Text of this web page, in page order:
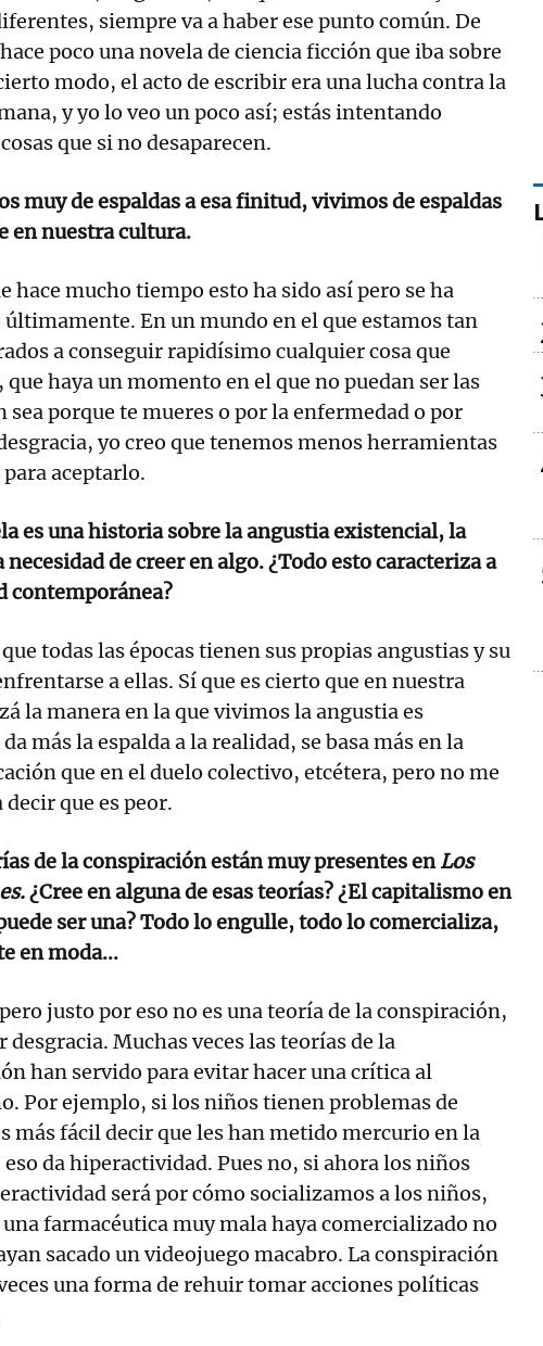
siempre va a haber ese punto común. De
poco una novela de ciencia ficción que iba sobre
modo, el acto de escribir era una lucha contra la
y yo lo veo un poco así; estás intentando
que si no desaparecen.
muy de espaldas a esa finitud, vivimos de espaldas
en nuestra cultura.
hace mucho tiempo esto ha sido así pero se ha
últimamente. En un mundo en el que estamos tan
a conseguir rapidísimo cualquier cosa que
que haya un momento en el que no puedan ser las
sea porque te mueres o por la enfermedad o por
yo creo que tenemos menos herramientas
aceptarlo.
es una historia sobre la angustia existencial, la
necesidad de creer en algo. ¿Todo esto caracteriza a
contemporánea?
todas las épocas tienen sus propias angustias y su
a ellas. Sí que es cierto que en nuestra
la manera en la que vivimos la angustia es
más la espalda a la realidad, se basa más en la
que en el duelo colectivo, etcétera, pero no me
que es peor.
de la conspiración están muy presentes enLos
¿Cree en alguna de esas teorías? ¿El capitalismo en
ser una? Todo lo engulle, todo lo comercializa,
en moda...
justo por eso no es una teoría de la conspiración,
desgracia. Muchas veces las teorías de la
han servido para evitar hacer una crítica al
Por ejemplo, si los niños tienen problemas de
más fácil decir que les han metido mercurio en la
eso da hiperactividad. Pues no, si ahora los niños
será por cómo socializamos a los niños,
farmacéutica muy mala haya comercializado no
sacado un videojuego macabro. La conspiración
una forma de rehuir tomar acciones políticas